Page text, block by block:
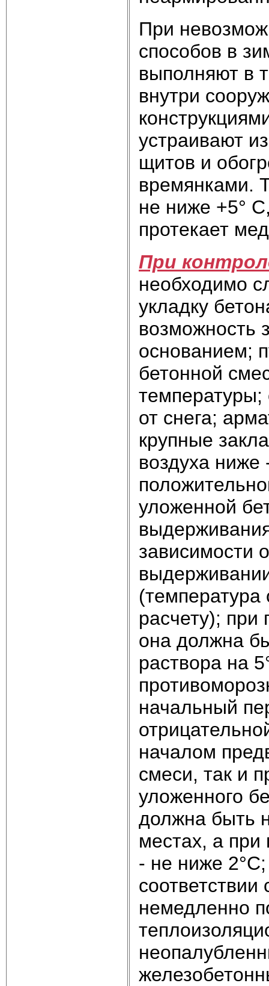
При
способов в
выполняют в
внутри
устраивают
щитов и
времянками.
не ниже +5°
протекает
При
необходимо
укладку
возможность
основанием;
бетонной
от снега;
крупные
воздуха
уложенной
зависимости
расчету);
она должна
раствора на
начальный
началом
смеси, так и
уложенного
должна быть
местах, а при
- не ниже
немедленно